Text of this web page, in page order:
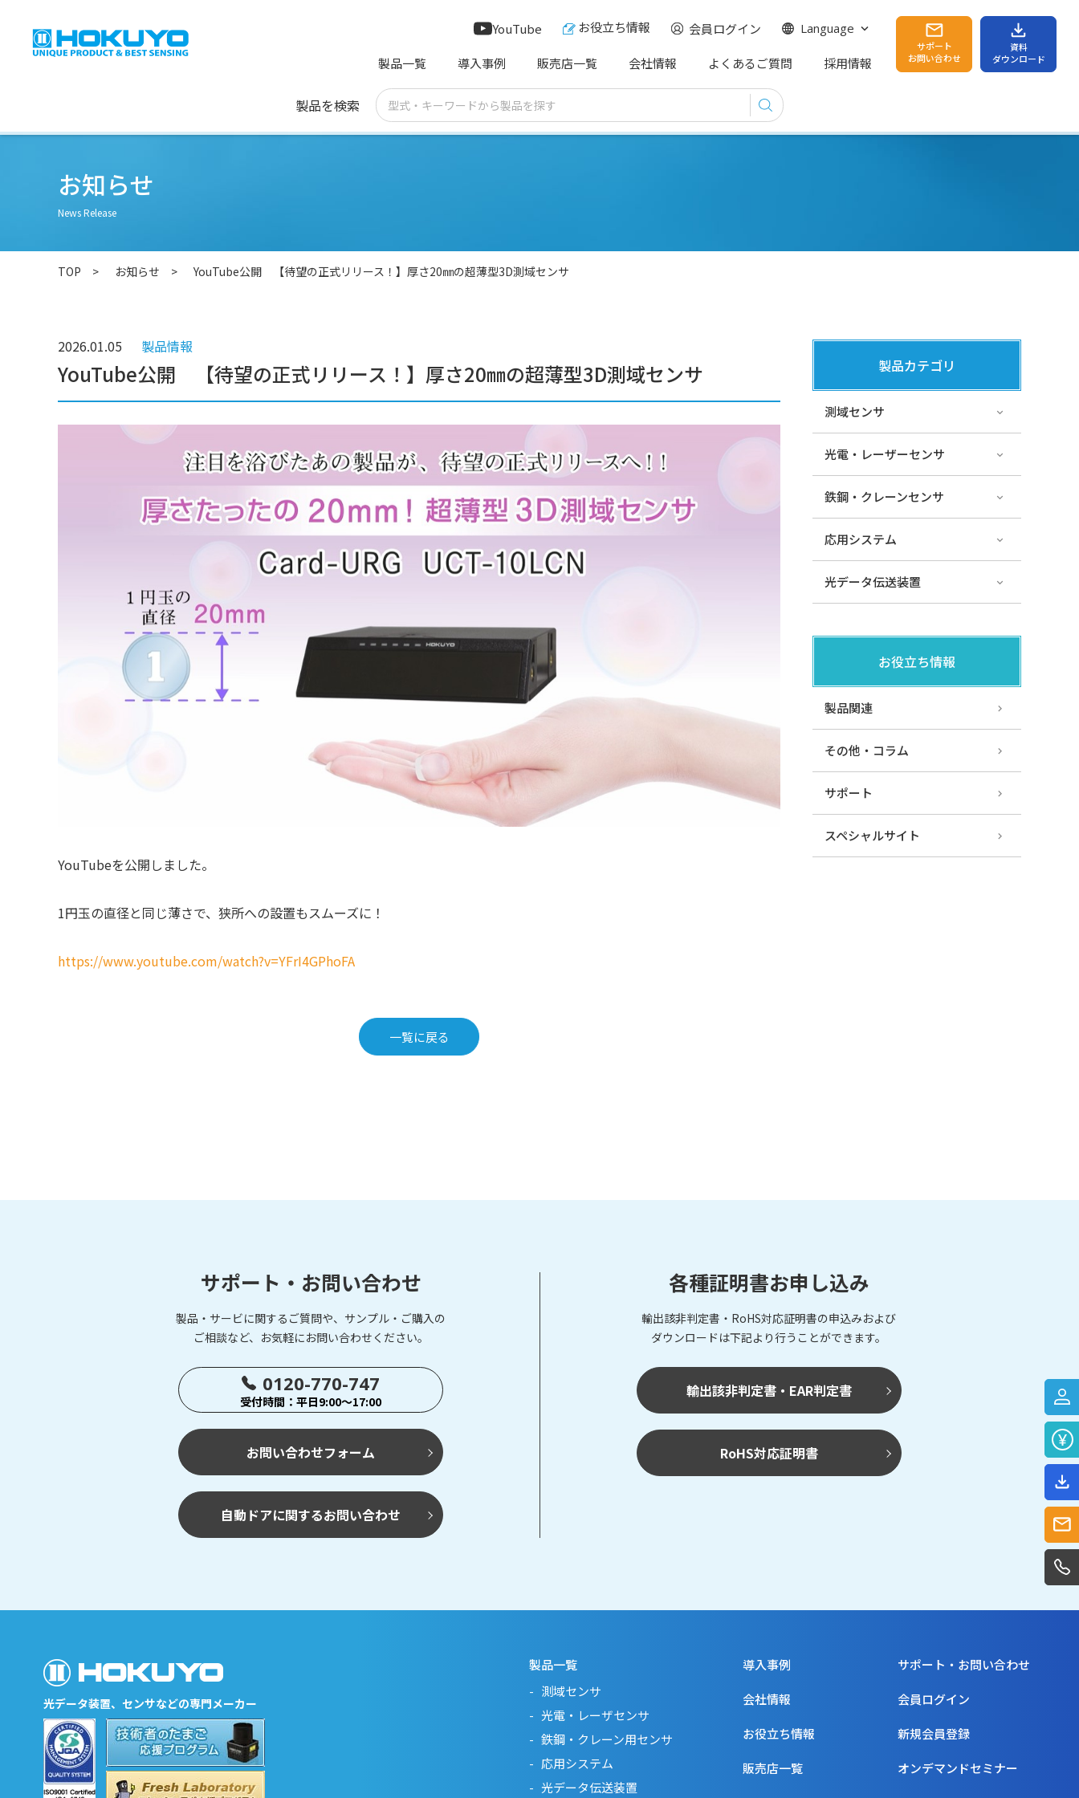
製品一覧 導入事例 販売店一覧 会社情報 よくあるご質問 採用情報
YouTube お役立ち情報 会員ログイン Language
サポート
お問い合わせ
資料
ダウンロード
製品を検索
お知らせ
News Release
TOP お知らせ YouTube公開 【待望の正式リリース！】厚さ20㎜の超薄型3D測域センサ
2026.01.05 製品情報
YouTube公開 【待望の正式リリース！】厚さ20㎜の超薄型3D測域センサ
YouTubeを公開しました。
1円玉の直径と同じ薄さで、狭所への設置もスムーズに！
https://www.youtube.com/watch?v=YFrI4GPhoFA
一覧に戻る
製品カテゴリ
測域センサ
光電・レーザーセンサ
鉄鋼・クレーンセンサ
応用システム
光データ伝送装置
お役立ち情報
製品関連
その他・コラム
サポート
スペシャルサイト
サポート・お問い合わせ
製品・サービに関するご質問や、サンプル・ご購入の
ご相談など、お気軽にお問い合わせください。
0120-770-747
受付時間：平日9:00～17:00
お問い合わせフォーム
自動ドアに関するお問い合わせ
各種証明書お申し込み
輸出該非判定書・RoHS対応証明書の申込みおよび
ダウンロードは下記より行うことができます。
輸出該非判定書・EAR判定書
RoHS対応証明書
光データ装置、センサなどの専門メーカー
製品一覧
測域センサ
光電・レーザセンサ
鉄鋼・クレーン用センサ
応用システム
光データ伝送装置
導入事例
会社情報
お役立ち情報
販売店一覧
サポート・お問い合わせ
会員ログイン
新規会員登録
オンデマンドセミナー